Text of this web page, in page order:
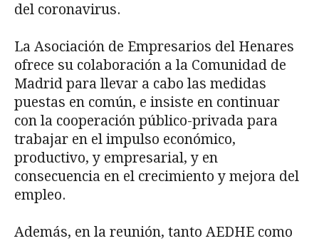
del coronavirus.
La Asociación de Empresarios del Henares
ofrece su colaboración a la Comunidad de
Madrid para llevar a cabo las medidas
puestas en común, e insiste en continuar
con la cooperación público-privada para
trabajar en el impulso económico,
productivo, y empresarial, y en
consecuencia en el crecimiento y mejora del
empleo.
Además, en la reunión, tanto AEDHE como